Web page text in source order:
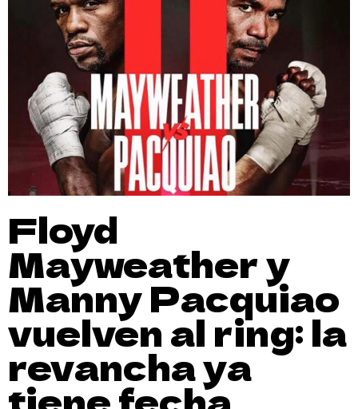
Floyd
Mayweather y
Manny Pacquiao
vuelven al ring: la
revancha ya